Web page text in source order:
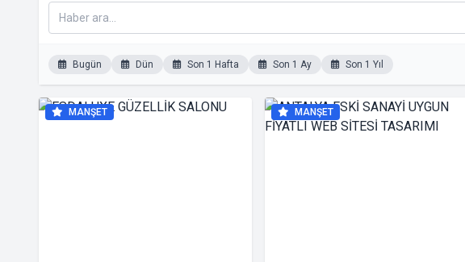
Bugün Dün Son 1 Hafta Son 1 Ay Son 1 Yıl
MANŞET MANŞET